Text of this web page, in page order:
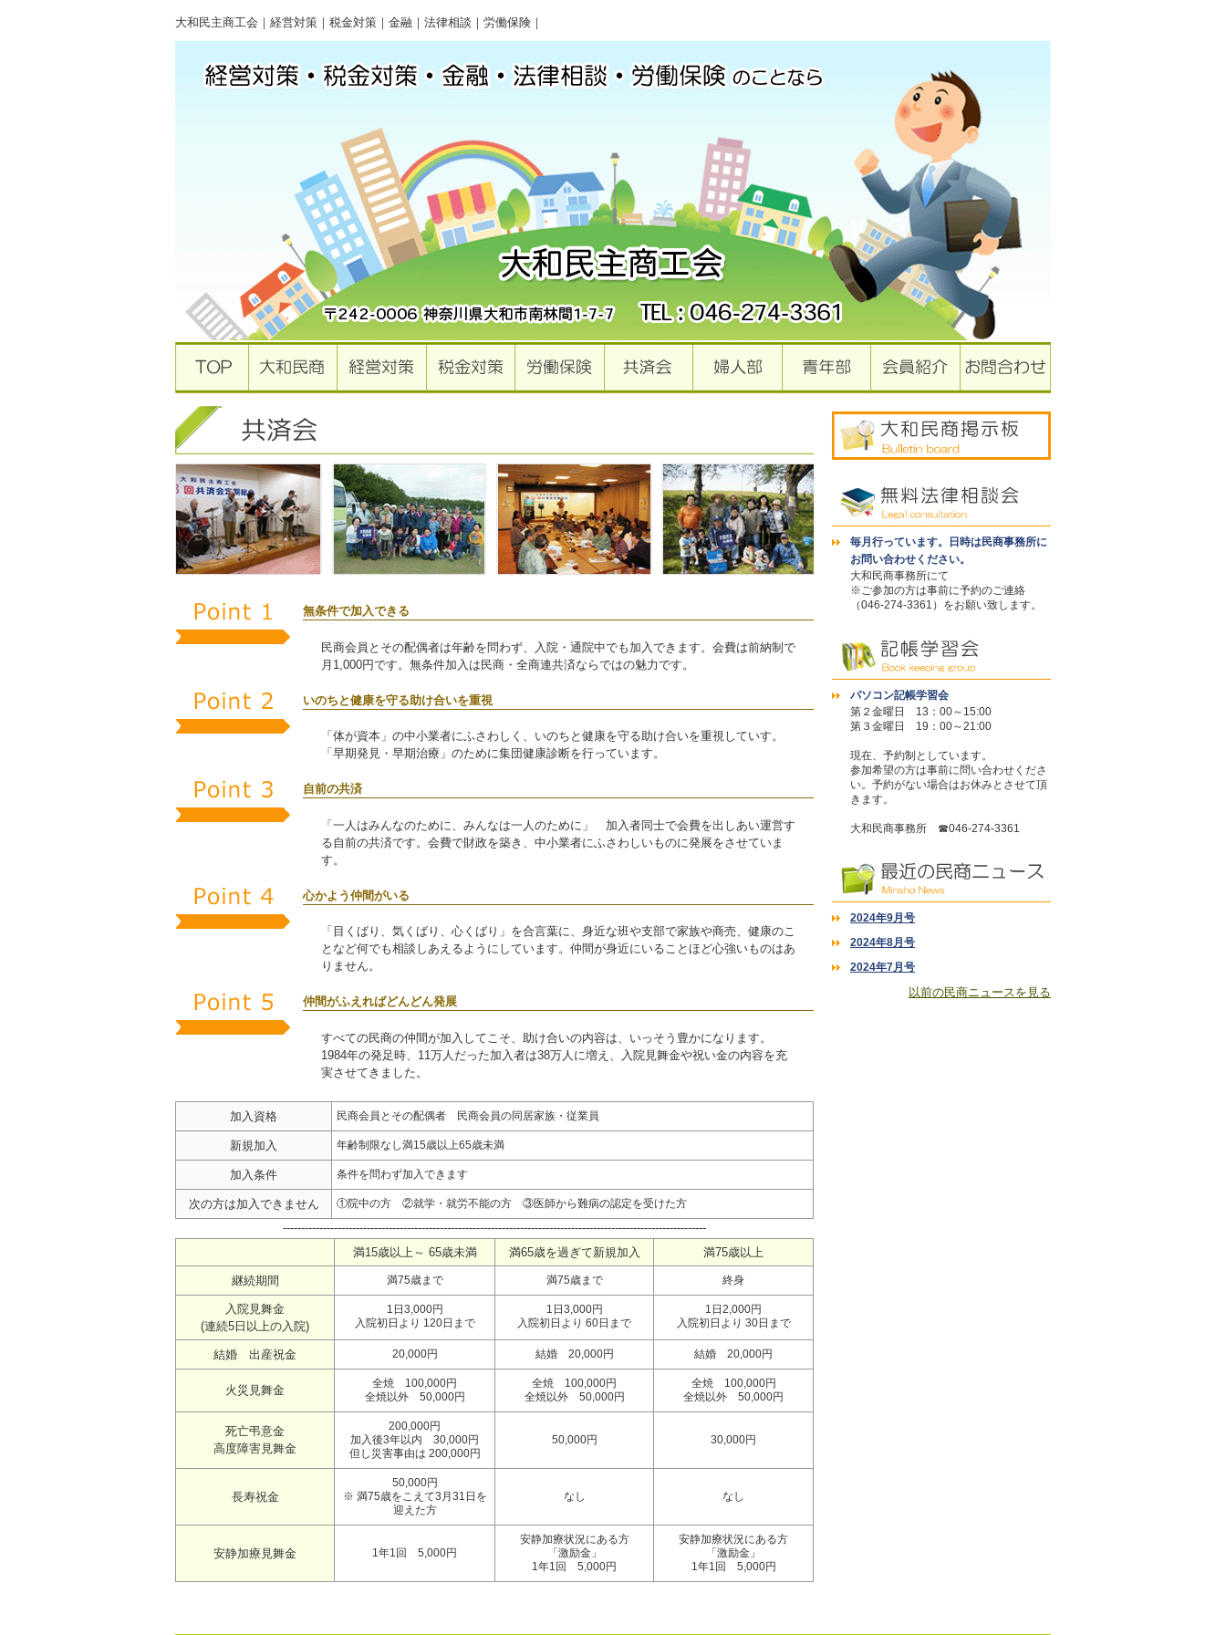
大和民主商工会｜経営対策｜税金対策｜金融｜法律相談｜労働保険｜
無条件で加入できる
民商会員とその配偶者は年齢を問わず、入院・通院中でも加入できます。会費は前納制で
月1,000円です。無条件加入は民商・全商連共済ならではの魅力です。
いのちと健康を守る助け合いを重視
「体が資本」の中小業者にふさわしく、いのちと健康を守る助け合いを重視していす。
「早期発見・早期治療」のために集団健康診断を行っています。
自前の共済
「一人はみんなのために、みんなは一人のために」 加入者同士で会費を出しあい運営す
る自前の共済です。会費で財政を築き、中小業者にふさわしいものに発展をさせていま
す。
心かよう仲間がいる
「目くばり、気くばり、心くばり」を合言葉に、身近な班や支部で家族や商売、健康のこ
となど何でも相談しあえるようにしています。仲間が身近にいることほど心強いものはあ
りません。
仲間がふえればどんどん発展
すべての民商の仲間が加入してこそ、助け合いの内容は、いっそう豊かになります。
1984年の発足時、11万人だった加入者は38万人に増え、入院見舞金や祝い金の内容を充
実させてきました。
加入資格 民商会員とその配偶者 民商会員の同居家族・従業員
新規加入 年齢制限なし満15歳以上65歳未満
加入条件 条件を問わず加入できます
次の方は加入できません ①院中の方 ②就学・就労不能の方 ③医師から難病の認定を受けた方
--------------------------------------------------------------------------------------------------------------------
満15歳以上～ 65歳未満
満65歳を過ぎて新規加入 満75歳以上
継続期間 満75歳まで 満75歳まで 終身
入院見舞金
(連続5日以上の入院)
1日3,000円
入院初日より 120日まで
1日3,000円
入院初日より 60日まで
1日2,000円
入院初日より 30日まで
結婚 出産祝金 20,000円 結婚 20,000円 結婚 20,000円
火災見舞金
全焼 100,000円
全焼以外 50,000円
全焼 100,000円
全焼以外 50,000円
全焼 100,000円
全焼以外 50,000円
死亡弔意金
高度障害見舞金
200,000円
加入後3年以内 30,000円
但し災害事由は 200,000円
50,000円 30,000円
長寿祝金
50,000円
※ 満75歳をこえて3月31日を
迎えた方
なし なし
安静加療見舞金 1年1回 5,000円
安静加療状況にある方
「激励金」
1年1回 5,000円
安静加療状況にある方
「激励金」
1年1回 5,000円
毎月行っています。日時は民商事務所に
お問い合わせください。
大和民商事務所にて
※ご参加の方は事前に予約のご連絡
（046-274-3361）をお願い致します。
パソコン記帳学習会
第２金曜日 13：00～15:00
第３金曜日 19：00～21:00
現在、予約制としています。
参加希望の方は事前に問い合わせくださ
い。予約がない場合はお休みとさせて頂
きます。
大和民商事務所 ☎046-274-3361
2024年9月号
2024年8月号
2024年7月号
以前の民商ニュースを見る